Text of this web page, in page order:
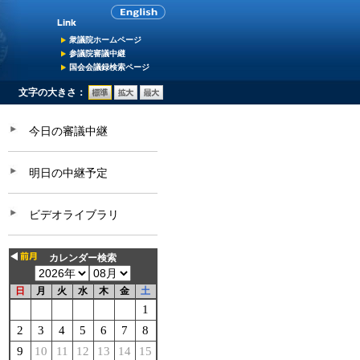
衆議院ホームページ
参議院審議中継
国会会議録検索ページ
文字の大きさ：
今日の審議中継
明日の中継予定
ビデオライブラリ
カレンダー検索
日 月 火 水 木 金 土
1
2
3 4 5 6 7
8
9
10 11 12 13 14
15